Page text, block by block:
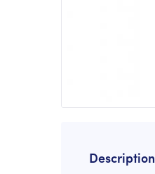
Description